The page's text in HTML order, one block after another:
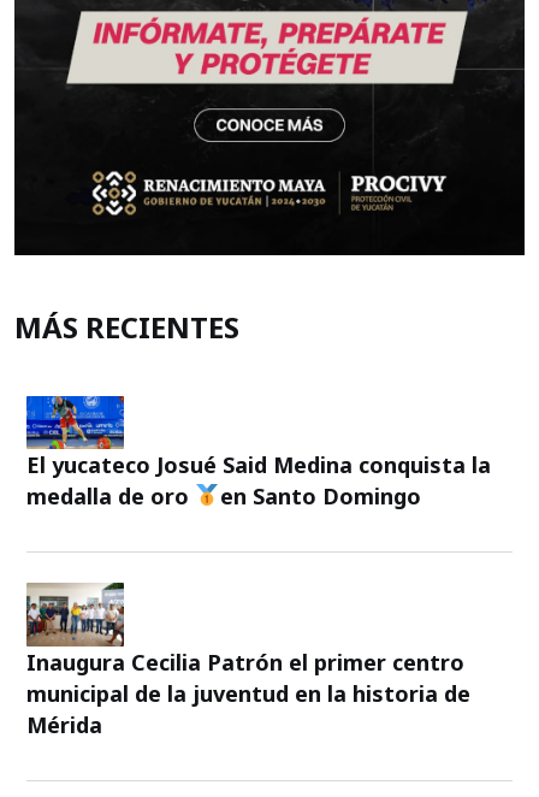
MÁS RECIENTES
El yucateco Josué Said Medina conquista la
medalla de oro
en Santo Domingo
Inaugura Cecilia Patrón el primer centro
municipal de la juventud en la historia de
Mérida